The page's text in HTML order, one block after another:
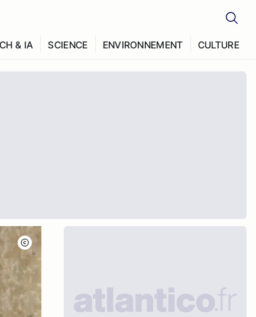
& IA SCIENCE ENVIRONNEMENT CULTURE